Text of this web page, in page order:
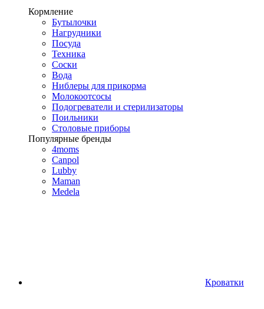
Кормление
Бутылочки
Нагрудники
Посуда
Техника
Соски
Вода
Ниблеры для прикорма
Молокоотсосы
Подогреватели и стерилизаторы
Поильники
Столовые приборы
Популярные бренды
4moms
Canpol
Lubby
Maman
Medela
Кроватки